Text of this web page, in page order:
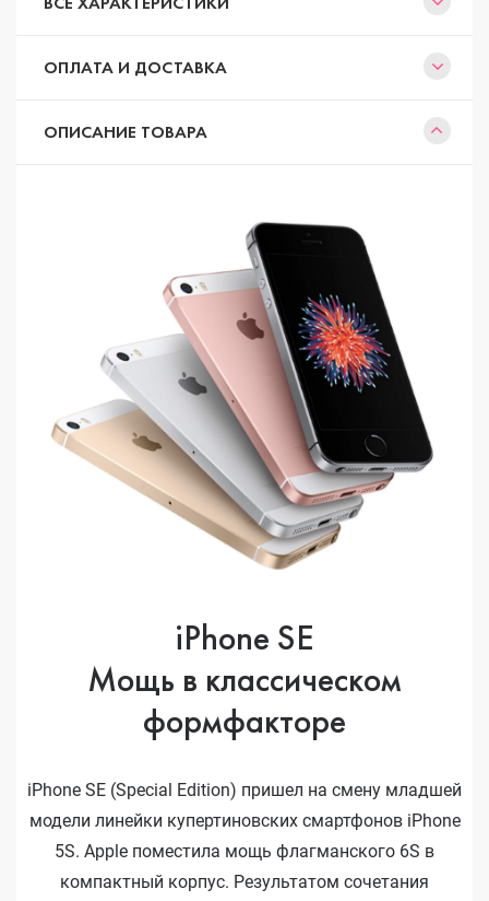
ОПЛАТА И ДОСТАВКА
ОПИСАНИЕ ТОВАРА
iPhone SE
Мощь в классическом
формфакторе
iPhone SE (Special Edition) пришел на смену младшей
модели линейки купертиновских смартфонов iPhone
5S. Apple поместила мощь флагманского 6S в
компактный корпус. Результатом сочетания